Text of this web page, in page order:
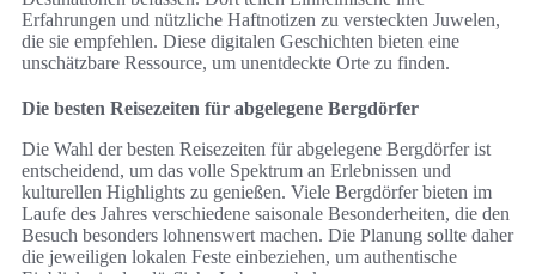
Erfahrungen und nützliche Haftnotizen zu versteckten Juwelen,
die sie empfehlen. Diese digitalen Geschichten bieten eine
unschätzbare Ressource, um unentdeckte Orte zu finden.
Die besten Reisezeiten für abgelegene Bergdörfer
Die Wahl der besten Reisezeiten für abgelegene Bergdörfer ist
entscheidend, um das volle Spektrum an Erlebnissen und
kulturellen Highlights zu genießen. Viele Bergdörfer bieten im
Laufe des Jahres verschiedene saisonale Besonderheiten, die den
Besuch besonders lohnenswert machen. Die Planung sollte daher
die jeweiligen lokalen Feste einbeziehen, um authentische